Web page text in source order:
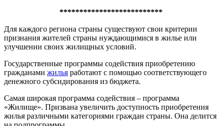
**************************
Для каждого региона страны существуют свои критерии
признания жителей страны нуждающимися в жилье или
улучшении своих жилищных условий.
Государственные программы содействия приобретению
гражданами жилья работают с помощью соответствующего
денежного субсидирования из бюджета.
Самая широкая программа содействия – программа
«Жилище». Призвана увеличить доступность приобретения
жилья различными категориями граждан страны. Она делится